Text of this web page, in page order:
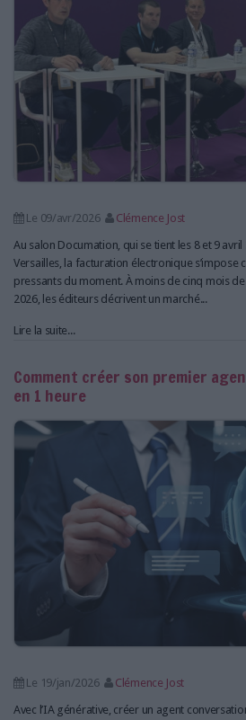
Le 09/avr/2026
Clémence Jost
Au salon Documation, qui se tient les 8 et 9
Versailles, la facturation électronique s’impose
pressants du moment. À moins de cinq mois
2026, les éditeurs décrivent un marché...
Lire la suite...
Comment créer son premier
en 1 heure
Le 19/jan/2026
Clémence Jost
Avec l’IA générative, créer un agent